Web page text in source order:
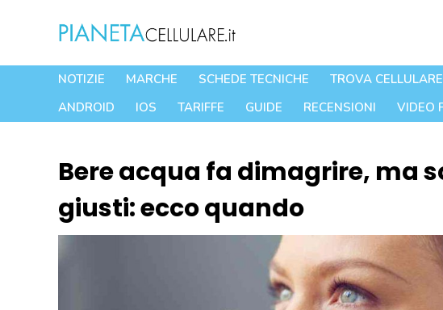
contenuto
NOTIZIE MARCHE SCHEDE TECNICHE TROVA CELLULARE
ANDROID
IOS TARIFFE GUIDE RECENSIONI VIDEO
Bere acqua fa dimagrire, ma
giusti: ecco quando